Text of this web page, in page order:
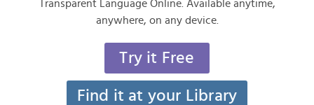
Transparent Language Online. Available anytime,
anywhere, on any device.
Try it Free
Find it at your Library